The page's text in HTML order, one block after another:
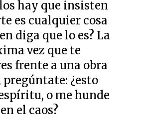
hay que insisten
es cualquier cosa
diga que lo es? La
vez que te
frente a una obra
pregúntate: ¿esto
o me hunde
en el caos?